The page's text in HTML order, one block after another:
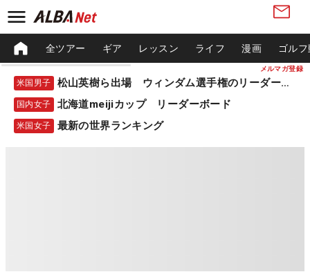
メルマガ登録
全ツアー ギア レッスン ライフ 漫画 ゴル
米国男子 松山英樹ら出場 ウィンダム選手権のリーダーボード
国内女子 北海道meijiカップ リーダーボード
米国女子 最新の世界ランキング